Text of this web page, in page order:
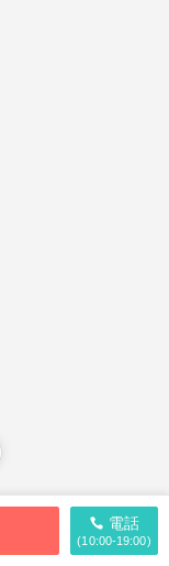
電話
(10:00-19:00)